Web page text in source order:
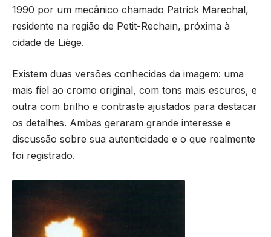
1990 por um mecânico chamado Patrick Marechal,
residente na região de Petit-Rechain, próxima à
cidade de Liège.
Existem duas versões conhecidas da imagem: uma
mais fiel ao cromo original, com tons mais escuros, e
outra com brilho e contraste ajustados para destacar
os detalhes. Ambas geraram grande interesse e
discussão sobre sua autenticidade e o que realmente
foi registrado.